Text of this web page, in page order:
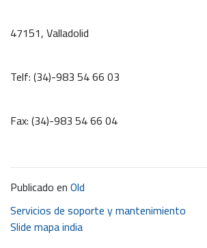
47151, Valladolid
Telf: (34)-983 54 66 03
Fax: (34)-983 54 66 04
Publicado enOld
Navegación
Servicios de soporte y mantenimiento
Slide mapa india